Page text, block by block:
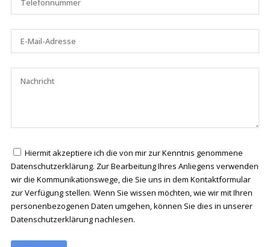
Hiermit akzeptiere ich die von mir zur Kenntnis genommene
Datenschutzerklärung. Zur Bearbeitung Ihres Anliegens verwenden
wir die Kommunikationswege, die Sie uns in dem Kontaktformular
zur Verfügung stellen. Wenn Sie wissen möchten, wie wir mit Ihren
personenbezogenen Daten umgehen, können Sie dies in unserer
Datenschutzerklärung nachlesen.